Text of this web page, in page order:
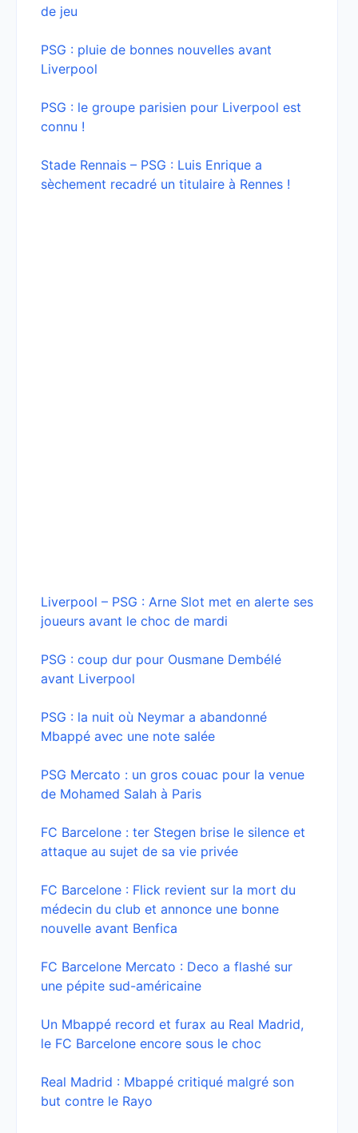
de jeu
PSG : pluie de bonnes nouvelles avant
Liverpool
PSG : le groupe parisien pour Liverpool est
connu !
Stade Rennais – PSG : Luis Enrique a
sèchement recadré un titulaire à Rennes !
Liverpool – PSG : Arne Slot met en alerte ses
joueurs avant le choc de mardi
PSG : coup dur pour Ousmane Dembélé
avant Liverpool
PSG : la nuit où Neymar a abandonné
Mbappé avec une note salée
PSG Mercato : un gros couac pour la venue
de Mohamed Salah à Paris
FC Barcelone : ter Stegen brise le silence et
attaque au sujet de sa vie privée
FC Barcelone : Flick revient sur la mort du
médecin du club et annonce une bonne
nouvelle avant Benfica
FC Barcelone Mercato : Deco a flashé sur
une pépite sud-américaine
Un Mbappé record et furax au Real Madrid,
le FC Barcelone encore sous le choc
Real Madrid : Mbappé critiqué malgré son
but contre le Rayo